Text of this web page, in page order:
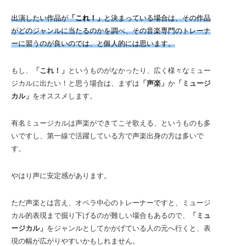
出演したい作品が「これ！」と決まっている場合は、その作品
がどのジャンルに当たるのかを調べ、その音楽専門のトレーナ
ーに習うのが良いのでは、と個人的には思います。
もし、 「これ！」 というものがなかったり、広く様々なミュー
ジカルに出たい！と思う場合は、まずは 「声楽」か 「ミュージ
カル」 をオススメします。
有名ミュージカルは声楽ができてこそ歌える、というものも多
いですし、第一線で活躍している方で声楽出身の方は多いで
す。
やはり声に安定感があります。
ただ声楽とは言え、オペラ中心のトレーナーですと、ミュージ
カル的表現まで掘り下げるのが難しい場合もあるので、
「ミュ
ージカル」 をジャンルとしてかかげている人の元へ行くと、表
現の幅が広がりやすいかもしれません。